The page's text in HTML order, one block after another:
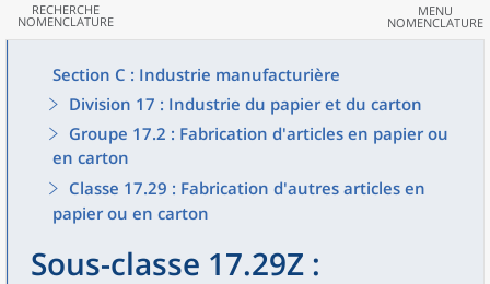
RECHERCHE
NOMENCLATURE
MENU
NOMENCLATURE
Section C : Industrie manufacturière
Division 17 : Industrie du papier et du carton
Groupe 17.2 : Fabrication d'articles en papier ou
en carton
Classe 17.29 : Fabrication d'autres articles en
papier ou en carton
Sous-classe 17.29Z :